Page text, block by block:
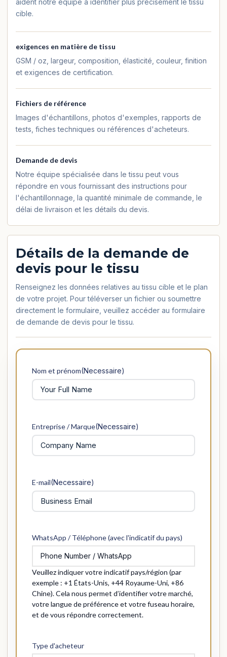
aident notre équipe à identifier plus précisément le tissu
cible.
exigences en matière de tissu
GSM / oz, largeur, composition, élasticité, couleur, finition
et exigences de certification.
Fichiers de référence
Images d'échantillons, photos d'exemples, rapports de
tests, fiches techniques ou références d'acheteurs.
Demande de devis
Notre équipe spécialisée dans le tissu peut vous
répondre en vous fournissant des instructions pour
l'échantillonnage, la quantité minimale de commande, le
délai de livraison et les détails du devis.
Détails de la demande de
devis pour le tissu
Renseignez les données relatives au tissu cible et le plan
de votre projet. Pour téléverser un fichier ou soumettre
directement le formulaire, veuillez accéder au formulaire
de demande de devis pour le tissu.
Nom et prénom(Necessaire)
Entreprise / Marque(Necessaire)
E-mail(Necessaire)
WhatsApp / Téléphone (avec l'indicatif du pays)
Veuillez indiquer votre indicatif pays/région (par
exemple : +1 États-Unis, +44 Royaume-Uni, +86
Chine). Cela nous permet d’identifier votre marché,
votre langue de préférence et votre fuseau horaire,
et de vous répondre correctement.
Type d'acheteur